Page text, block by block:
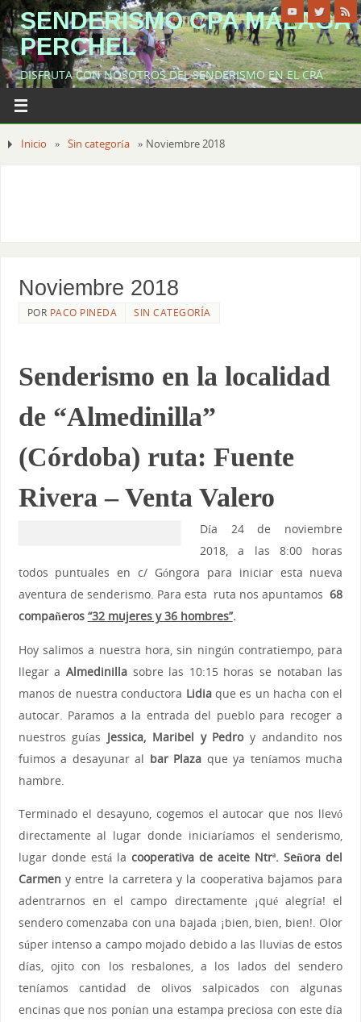
SENDERISMO CPA MÁLAGA
PERCHEL
DISFRUTA CON NOSOTROS DEL SENDERISMO EN EL CPA
MÁLAGA PERCHEL
Inicio » Sin categoría » Noviembre 2018
Noviembre 2018
POR PACO PINEDA SIN CATEGORÍA
Senderismo en la localidad
de “Almedinilla”
(Córdoba) ruta: Fuente
Rivera – Venta Valero
Día 24 de noviembre
2018, a las 8:00 horas
todos puntuales en c/ Góngora para iniciar esta nueva
aventura de senderismo. Para esta ruta nos apuntamos68
compañeros “32 mujeres y 36 hombres”.
Hoy salimos a nuestra hora, sin ningún contratiempo, para
llegar a Almedinillasobre las 10:15 horas se notaban las
manos de nuestra conductora Lidiaque es un hacha con el
autocar. Paramos a la entrada del pueblo para recoger a
nuestros guías Jessica, Maribel y Pedro y andandito nos
fuimos a desayunar al bar Plaza que ya teníamos mucha
hambre.
Terminado el desayuno, cogemos el autocar que nos llevó
directamente al lugar donde iniciaríamos el senderismo,
lugar donde está la cooperativa de aceite Ntrª. Señora del
Carmen y entre la carretera y la cooperativa bajamos para
adentrarnos en el campo directamente ¡qué alegría! el
sendero comenzaba con una bajada ¡bien, bien, bien!. Olor
súper intenso a campo mojado debido a las lluvias de estos
días, ojito con los resbalones, a los lados del sendero
teníamos cantidad de olivos salpicados con algunas
encinas que nos ponían una estampa preciosa con este día